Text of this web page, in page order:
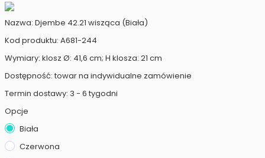
Nazwa: Djembe 42.21 wisząca (Biała)
Kod produktu: A681-244
Wymiary: klosz Ø: 41,6 cm; H klosza: 21 cm
Dostępność: towar na indywidualne zamówienie
Termin dostawy: 3 - 6 tygodni
Opcje
Biała
Czerwona